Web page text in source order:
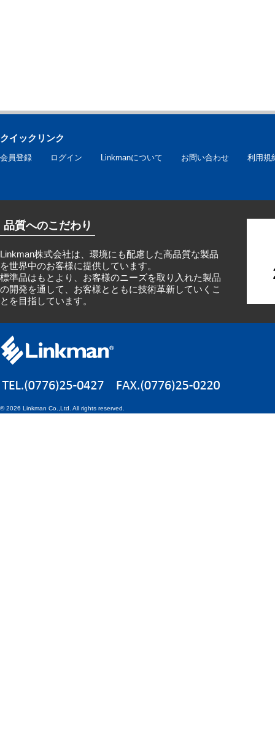
クイックリンク
会員登録 ログイン Linkmanについて お問い合わせ 利用規
品質へのこだわり
Linkman株式会社は、環境にも配慮した高品質な製品
を世界中のお客様に提供しています。
標準品はもとより、お客様のニーズを取り入れた製品
の開発を通して、お客様とともに技術革新していくこ
とを目指しています。
©2026 Linkman Co.,Ltd. All rights reserved.